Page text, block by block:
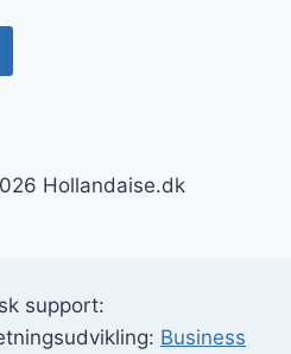
Hollandaise.dk
support:
Business